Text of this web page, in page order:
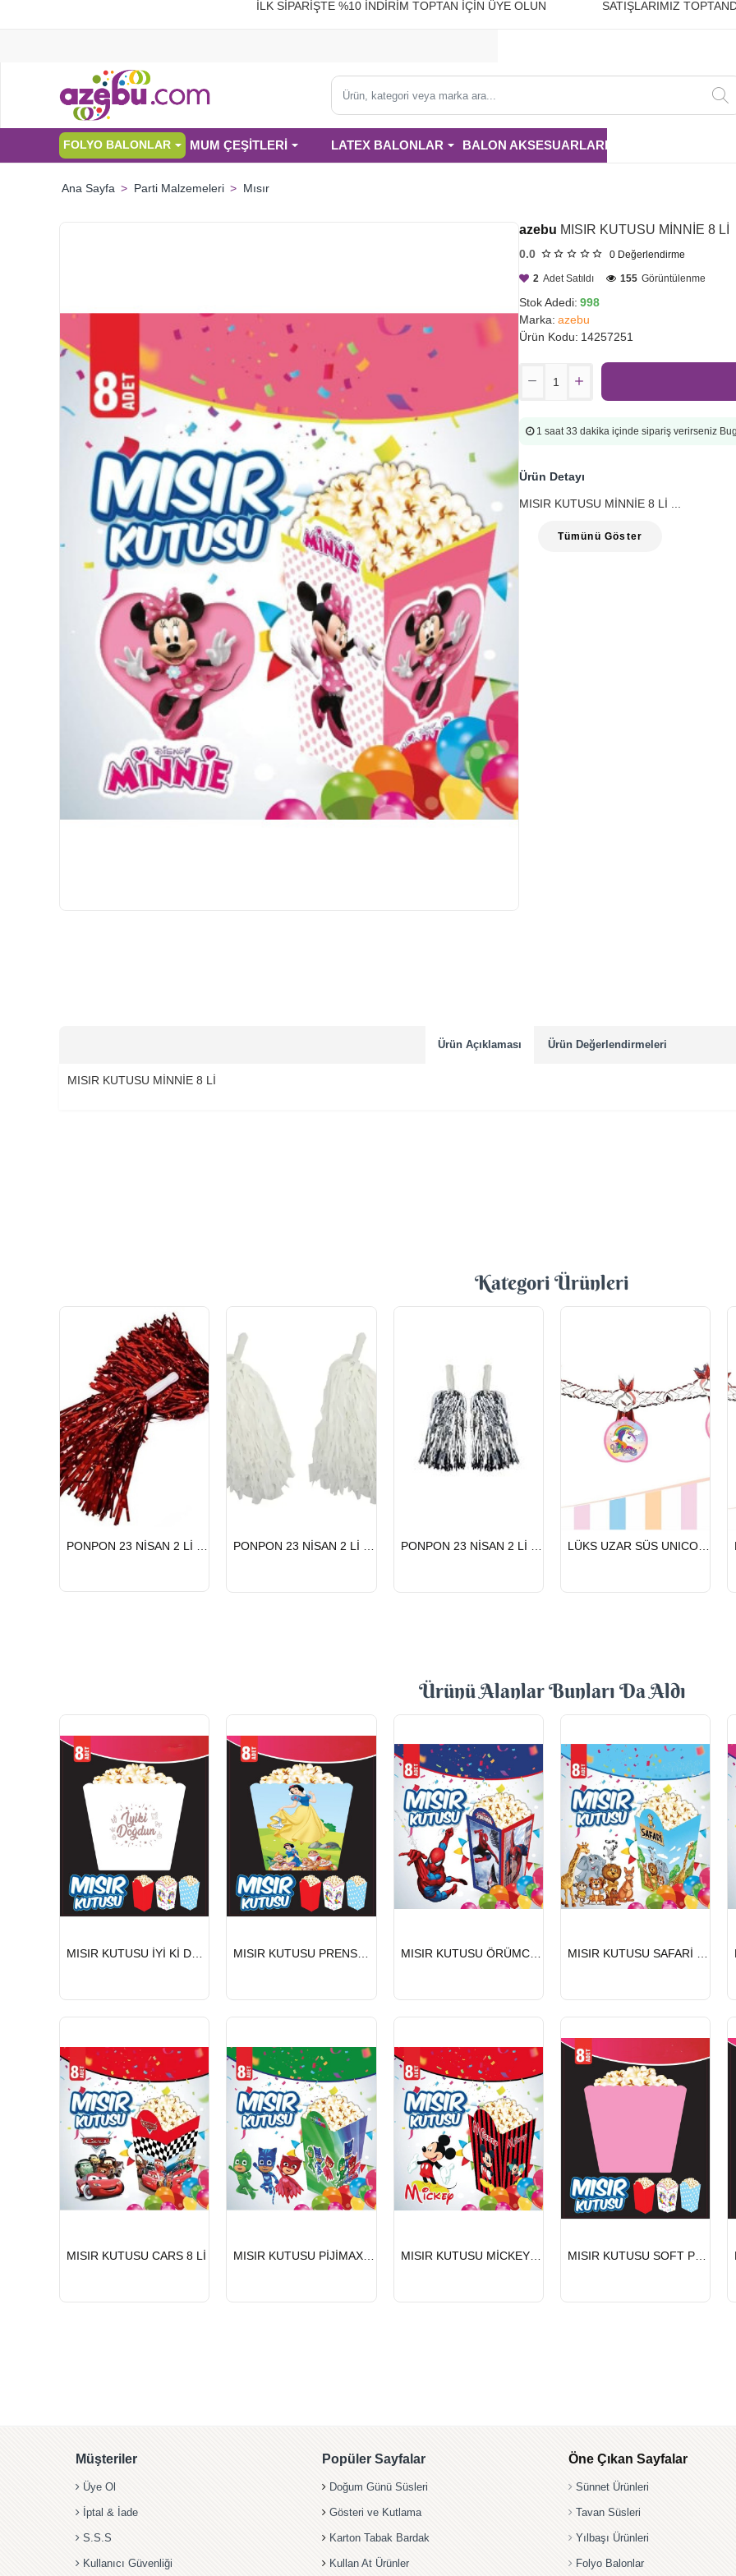
İLK SİPARİŞTE %10 İNDİRİM TOPTAN İÇİN ÜYE OLUN SATIŞLARIMIZ
Ürün,
kategori
marka
FOLYO BALONLAR MUM ÇEŞİTLERİ LATEX BALONLAR BALON AKSESUARLARI
Parti Malzemeleri Mısır
azebu MISIR KUTUSU MİNNİE 8 Lİ
0.0 0 Değerlendirme
Stok Adedi: 998
Marka: azebu
Ürün Kodu: 14257251
2 Adet Satıldı 155 Görüntülenme
Ürün Detayı
MISIR KUTUSU MİNNİE 8 Lİ ...
Tümünü Göster
1 saat 33 dakika içinde sipariş verirseniz
Ürün Açıklaması Ürün Değerlendirmeleri
MISIR KUTUSU MİNNİE 8 Lİ
Kategori Ürünleri
GÖNDERİ
GÖNDERİ
GÖNDERİ
GÖNDERİ
LÜKS UZAR SÜS UNICORN
Ürünü Alanlar Bunları Da Aldı
GÖNDERİ
GÖNDERİ
GÖNDERİ
MISIR KUTUSU ÖRÜMCEK 8 Lİ
GÖNDERİ
HIZLI
GÖNDERİ
MISIR KUTUSU CARS 8 Lİ
HIZLI
GÖNDERİ
MISIR KUTUSU PİJİMAX 8 Lİ
HIZLI
GÖNDERİ
MISIR KUTUSU MİCKEY 8 Lİ
HIZLI
GÖNDERİ
MISIR KUTUSU SOFT PEMBE 8 Lİ
Müşteriler
Üye Ol
İptal & İade
S.S.S
Kullanıcı Güvenliği
Popüler Sayfalar
Doğum Günü Süsleri
Gösteri ve Kutlama
Karton Tabak Bardak
Kullan At Ürünler
Öne Çıkan Sayfalar
Sünnet Ürünleri
Tavan Süsleri
Yılbaşı Ürünleri
Folyo Balonlar